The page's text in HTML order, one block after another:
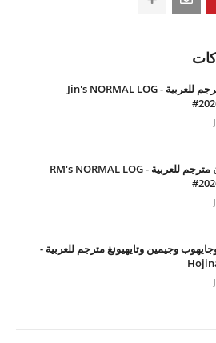
فلوق جين مترجم للعربية - Jin's NORMAL LOG
فلوق نامجون مترجم للعربية - RM's NORMAL LOG
وجيمين وتايهيونغ مترجم للعربية -